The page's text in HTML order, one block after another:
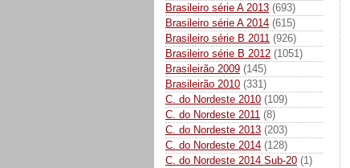
Brasileiro série A 2013 (693)
Brasileiro série A 2014 (615)
Brasileiro série B 2011 (926)
Brasileiro série B 2012 (1051)
Brasileirão 2009 (145)
Brasileirão 2010 (331)
C. do Nordeste 2010 (109)
C. do Nordeste 2011 (8)
C. do Nordeste 2013 (203)
C. do Nordeste 2014 (128)
C. do Nordeste 2014 Sub-20 (1)